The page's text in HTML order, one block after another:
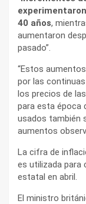
40 años,
aumentaron
pasado”.
“Estos
por las
los precios de
para esta época
usados también
aumentos
La cifra de
es utilizada para
estatal en abril.
El ministro